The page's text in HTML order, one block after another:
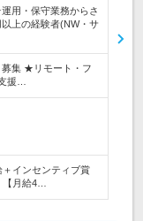
用・保守業務からさ
上の経験者(NW・サ
集 ★リモート・フ
援…
＋インセンティブ賞
月給4…